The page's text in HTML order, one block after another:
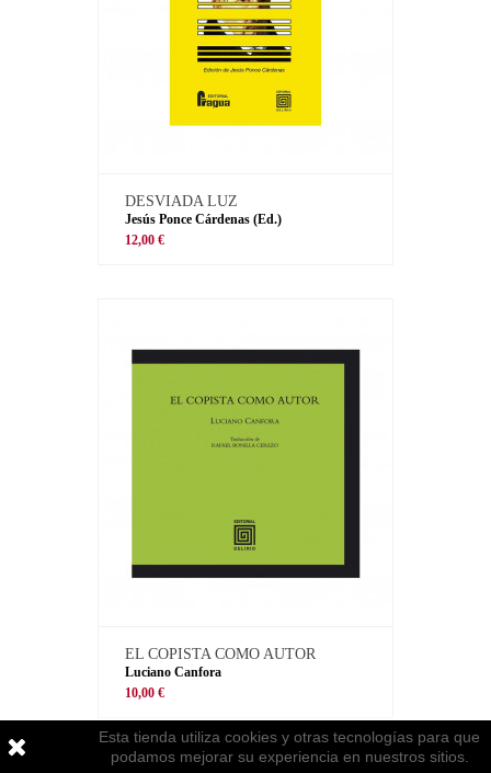
DESVIADA LUZ
Jesús Ponce Cárdenas (Ed.)
12,00 €
EL COPISTA COMO AUTOR
Luciano Canfora
10,00 €
Esta tienda utiliza cookies y otras tecnologías para que
podamos mejorar su experiencia en nuestros sitios.